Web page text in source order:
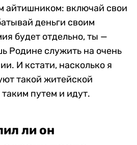
айтишником: включай свои
деньги своим
будет отдельно, ты —
Родине служить на очень
И кстати, насколько я
такой житейской
путем и идут.
ли он